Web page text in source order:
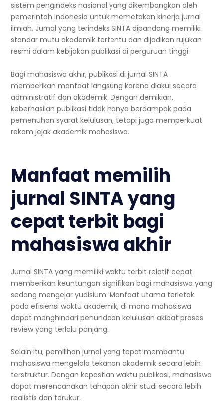
sistem pengindeks nasional yang dikembangkan oleh
pemerintah Indonesia untuk memetakan kinerja jurnal
ilmiah. Jurnal yang terindeks SINTA dipandang memiliki
standar mutu akademik tertentu dan dijadikan rujukan
resmi dalam kebijakan publikasi di perguruan tinggi.
Bagi mahasiswa akhir, publikasi di jurnal SINTA
memberikan manfaat langsung karena diakui secara
administratif dan akademik. Dengan demikian,
keberhasilan publikasi tidak hanya berdampak pada
pemenuhan syarat kelulusan, tetapi juga memperkuat
rekam jejak akademik mahasiswa.
Manfaat memilih
jurnal SINTA yang
cepat terbit bagi
mahasiswa akhir
Jurnal SINTA yang memiliki waktu terbit relatif cepat
memberikan keuntungan signifikan bagi mahasiswa yang
sedang mengejar yudisium. Manfaat utama terletak
pada efisiensi waktu akademik, di mana mahasiswa
dapat menghindari penundaan kelulusan akibat proses
review yang terlalu panjang.
Selain itu, pemilihan jurnal yang tepat membantu
mahasiswa mengelola tekanan akademik secara lebih
terstruktur. Dengan kepastian waktu publikasi, mahasiswa
dapat merencanakan tahapan akhir studi secara lebih
realistis dan terukur.